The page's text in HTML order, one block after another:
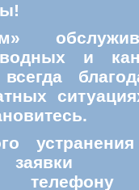
и
телефону